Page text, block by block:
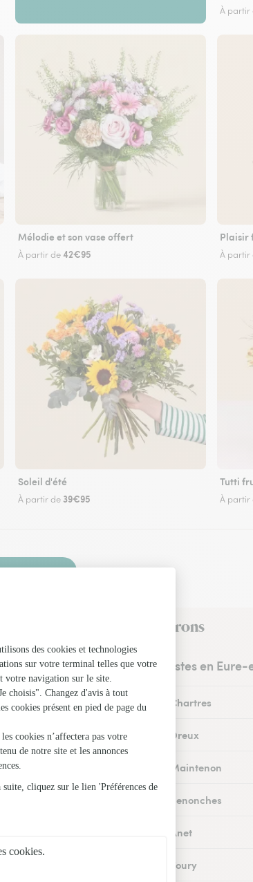
À partir
Mélodie et son vase offert
À partir de42€95
Plaisir
À partir
Soleil d'été
À partir de 39€95
Tutti
À partir
des fleurs
à Boncé et dans ses environs
Les fleuristes en
Fleuristes à Chartres
Fleuristes à Dreux
Fleuristes à Maintenon
Fleuristes à Senonches
Fleuristes à Anet
Fleuristes à Toury